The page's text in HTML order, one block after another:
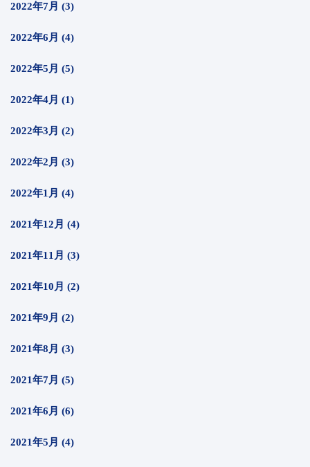
2022年7月 (3)
2022年6月 (4)
2022年5月 (5)
2022年4月 (1)
2022年3月 (2)
2022年2月 (3)
2022年1月 (4)
2021年12月 (4)
2021年11月 (3)
2021年10月 (2)
2021年9月 (2)
2021年8月 (3)
2021年7月 (5)
2021年6月 (6)
2021年5月 (4)